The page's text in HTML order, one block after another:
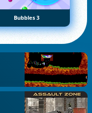
Bubbles 3